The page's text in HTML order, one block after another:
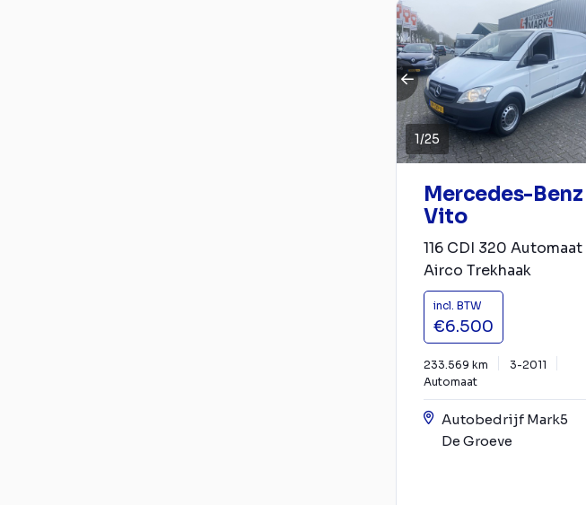
1/25
Mercedes-Benz
Vito
116 CDI 320 Automaat
Airco Trekhaak
incl. BTW
€6.500
233.569 km
3-2011
Automaat
Autobedrijf Mark5
De Groeve